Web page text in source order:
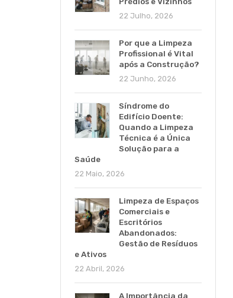
22 Julho, 2026
Por que a Limpeza
Profissional é Vital
após a Construção?
22 Junho, 2026
Síndrome do
Edifício Doente:
Quando a Limpeza
Técnica é a Única
Solução para a
Saúde
22 Maio, 2026
Limpeza de Espaços
Comerciais e
Escritórios
Abandonados:
Gestão de Resíduos
e Ativos
22 Abril, 2026
A Importância da